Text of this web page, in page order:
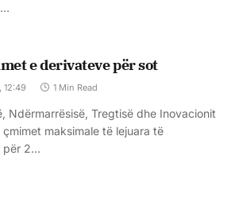
e derivateve për sot
12:49 1 Min Read
Ndërmarrësisë, Tregtisë dhe Inovacionit
maksimale të lejuara të
për 2…